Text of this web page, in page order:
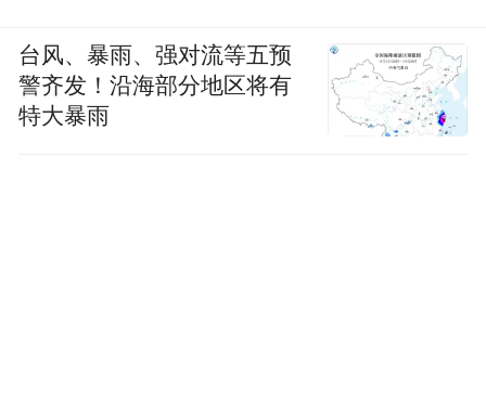
台风、暴雨、强对流等五预
警齐发！沿海部分地区将有
特大暴雨